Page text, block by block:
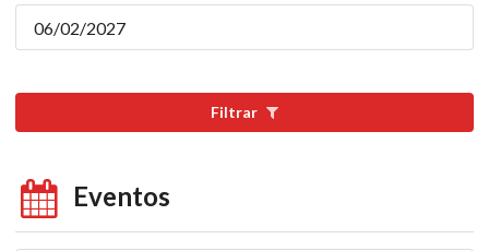
Filtrar
Eventos